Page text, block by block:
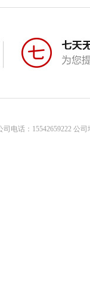
电话：15542659222 公